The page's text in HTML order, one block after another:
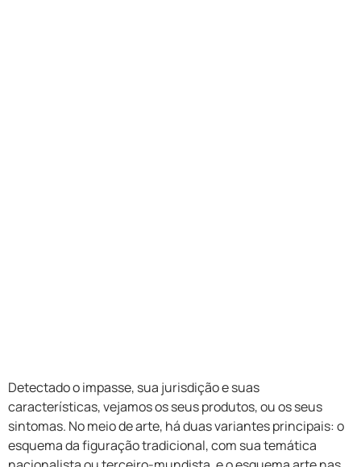
Detectado o impasse, sua jurisdição e suas
características, vejamos os seus produtos, ou os seus
sintomas. No meio de arte, há duas variantes principais: o
esquema da figuração tradicional, com sua temática